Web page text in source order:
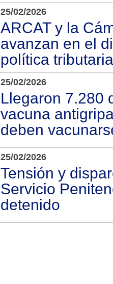
25/02/2026
ARCAT y la
avanzan en el
política tributaria
25/02/2026
Llegaron 7.280
vacuna
deben
25/02/2026
Tensión y
Servicio
detenido